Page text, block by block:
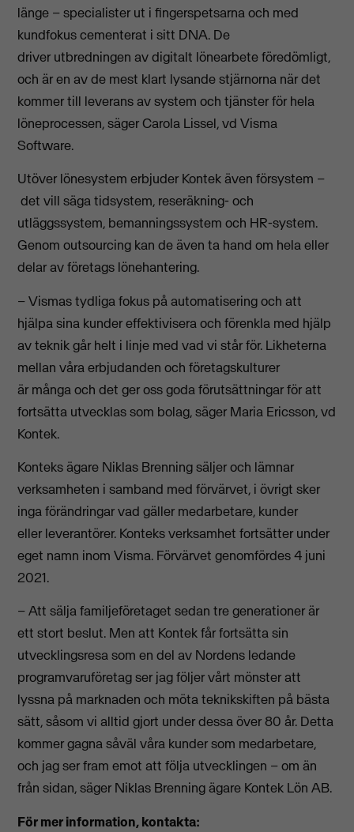
länge – specialister ut i fingerspetsarna och med
kundfokus cementerat i sitt DNA. De
driver utbredningen av digitalt lönearbete föredömligt,
och är en av de mest klart lysande stjärnorna när det
kommer till leverans av system och tjänster för hela
löneprocessen, säger Carola Lissel, vd Visma
Software.
Utöver lönesystem erbjuder Kontek även försystem –
det vill säga tidsystem, reseräkning- och
utläggssystem, bemanningssystem och HR-system.
Genom outsourcing kan de även ta hand om hela eller
delar av företags lönehantering.
– Vismas tydliga fokus på automatisering och att
hjälpa sina kunder effektivisera och förenkla med hjälp
av teknik går helt i linje med vad vi står för. Likheterna
mellan våra erbjudanden och företagskulturer
är många och det ger oss goda förutsättningar för att
fortsätta utvecklas som bolag, säger Maria Ericsson, vd
Kontek.
Konteks ägare Niklas Brenning säljer och lämnar
verksamheten i samband med förvärvet, i övrigt sker
inga förändringar vad gäller medarbetare, kunder
eller leverantörer. Konteks verksamhet fortsätter under
eget namn inom Visma. Förvärvet genomfördes 4 juni
2021.
– Att sälja familjeföretaget sedan tre generationer är
ett stort beslut. Men att Kontek får fortsätta sin
utvecklingsresa som en del av Nordens ledande
programvaruföretag ser jag följer vårt mönster att
lyssna på marknaden och möta teknikskiften på bästa
sätt, såsom vi alltid gjort under dessa över 80 år. Detta
kommer gagna såväl våra kunder som medarbetare,
och jag ser fram emot att följa utvecklingen – om än
från sidan, säger Niklas Brenning ägare Kontek Lön AB.
För mer information, kontakta: